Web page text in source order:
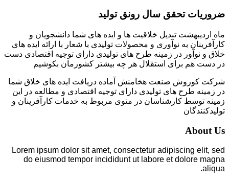
ضروریات تحقق سال رونق تولید
ماه اردیبهشت تبدیل خلاقیت ها و ایده های شما دانشجویان و
کارآفرینان به نوآوری و محصولات تولیدی با شعار با ارائه ایده های
خلاق و نوآور در زمینه طرح های تولیدی دارای توجیه اقتصادی دست
در دست هم برای استقلال هر چه بیشتر کشورمان بکوشیم
شرکت کوروش صنعت هخامنش آماده دریافت ایده های خلاق شما
در زمینه طرح های تولیدی دارای توجیه اقتصادی و مطالعه در این
زمینه توسط کارشناسان در منوی مربوط به خدمات کارآفرینان و
تولیدکنندگان
About Us
Lorem ipsum dolor sit amet, consectetur adipiscing elit, sed
do eiusmod tempor incididunt ut labore et dolore magna
aliqua.